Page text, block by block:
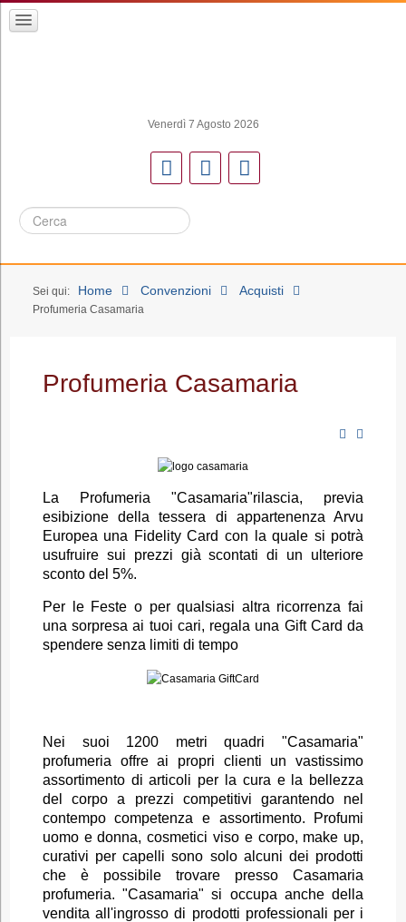
Venerdì 7 Agosto 2026
Cerca
Sei qui: Home Convenzioni Acquisti
Profumeria Casamaria
Profumeria Casamaria
La Profumeria "Casamaria"rilascia, previa
esibizione della tessera di appartenenza Arvu
Europea una Fidelity Card con la quale si potrà
usufruire sui prezzi già scontati di un ulteriore
sconto del 5%.
Per le Feste o per qualsiasi altra ricorrenza fai
una sorpresa ai tuoi cari, regala una Gift Card da
spendere senza limiti di tempo
Nei suoi 1200 metri quadri "Casamaria"
profumeria offre ai propri clienti un vastissimo
assortimento di articoli per la cura e la bellezza
del corpo a prezzi competitivi garantendo nel
contempo competenza e assortimento. Profumi
uomo e donna, cosmetici viso e corpo, make up,
curativi per capelli sono solo alcuni dei prodotti
che è possibile trovare presso Casamaria
profumeria. "Casamaria" si occupa anche della
vendita all'ingrosso di prodotti professionali per i